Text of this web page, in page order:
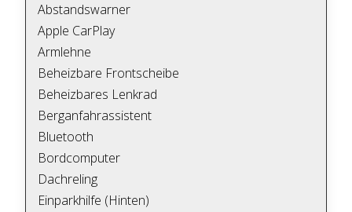
Abstandswarner
Apple CarPlay
Armlehne
Beheizbare Frontscheibe
Beheizbares Lenkrad
Berganfahrassistent
Bluetooth
Bordcomputer
Dachreling
Einparkhilfe (Hinten)